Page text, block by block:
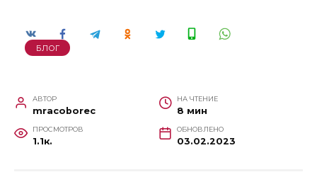
БЛОГ
АВТОР
mracoborec
НА ЧТЕНИЕ
8 мин
ПРОСМОТРОВ
1.1к.
ОБНОВЛЕНО
03.02.2023